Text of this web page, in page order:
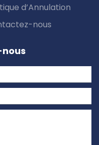
d’Annulation
nous